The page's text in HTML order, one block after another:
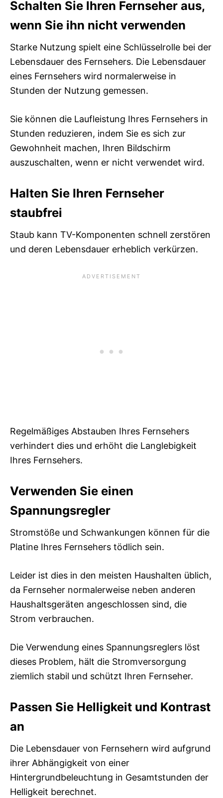
Schalten Sie Ihren Fernseher aus,
wenn Sie ihn nicht verwenden
Starke Nutzung spielt eine Schlüsselrolle bei der
Lebensdauer des Fernsehers. Die Lebensdauer
eines Fernsehers wird normalerweise in
Stunden der Nutzung gemessen.
Sie können die Laufleistung Ihres Fernsehers in
Stunden reduzieren, indem Sie es sich zur
Gewohnheit machen, Ihren Bildschirm
auszuschalten, wenn er nicht verwendet wird.
Halten Sie Ihren Fernseher
staubfrei
Staub kann TV-Komponenten schnell zerstören
und deren Lebensdauer erheblich verkürzen.
Regelmäßiges Abstauben Ihres Fernsehers
verhindert dies und erhöht die Langlebigkeit
Ihres Fernsehers.
Verwenden Sie einen
Spannungsregler
Stromstöße und Schwankungen können für die
Platine Ihres Fernsehers tödlich sein.
Leider ist dies in den meisten Haushalten üblich,
da Fernseher normalerweise neben anderen
Haushaltsgeräten angeschlossen sind, die
Strom verbrauchen.
Die Verwendung eines Spannungsreglers löst
dieses Problem, hält die Stromversorgung
ziemlich stabil und schützt Ihren Fernseher.
Passen Sie Helligkeit und Kontrast
an
Die Lebensdauer von Fernsehern wird aufgrund
ihrer Abhängigkeit von einer
Hintergrundbeleuchtung in Gesamtstunden der
Helligkeit berechnet.